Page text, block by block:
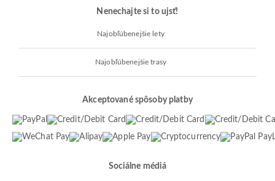
Nenechajte si to ujsť!
Najobľúbenejšie lety
Najobľúbenejšie trasy
Akceptované spôsoby platby
Sociálne médiá